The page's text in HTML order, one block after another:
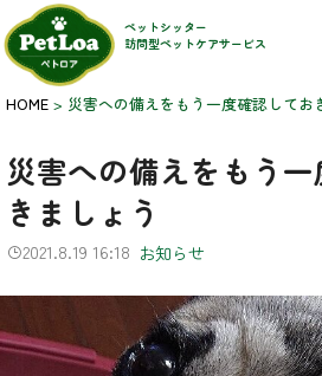
ペットシッター
訪問型ペットケアサービス
HOME > 災害への備えをもう一度確認してお
災害への備えをもう
きましょう
2021.8.19 16:18 お知らせ